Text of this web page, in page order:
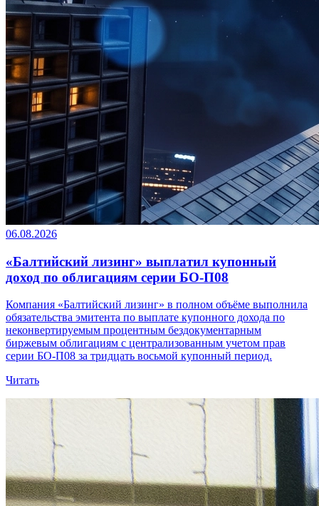
06.08.2026
«Балтийский лизинг» выплатил купонный
доход по облигациям серии БО-П08
Компания «Балтийский лизинг» в полном объёме выполнила
обязательства эмитента по выплате купонного дохода по
неконвертируемым процентным бездокументарным
биржевым облигациям с централизованным учетом прав
серии БО-П08 за тридцать восьмой купонный период.
Читать